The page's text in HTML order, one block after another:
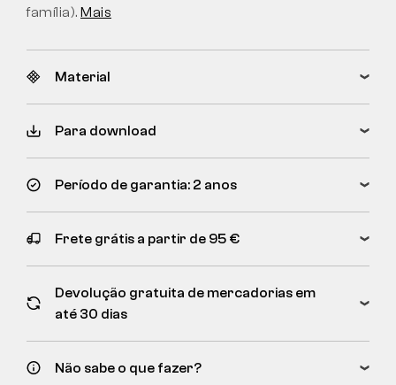
família). Mais
Material
Para download
Período de garantia: 2 anos
Frete grátis a partir de 95 €
Devolução gratuita de mercadorias em
até 30 dias
Não sabe o que fazer?